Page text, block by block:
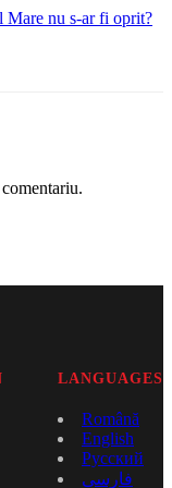
Mare nu s-ar fi oprit?
LANGUAGES
Română
English
Русский
فارسی